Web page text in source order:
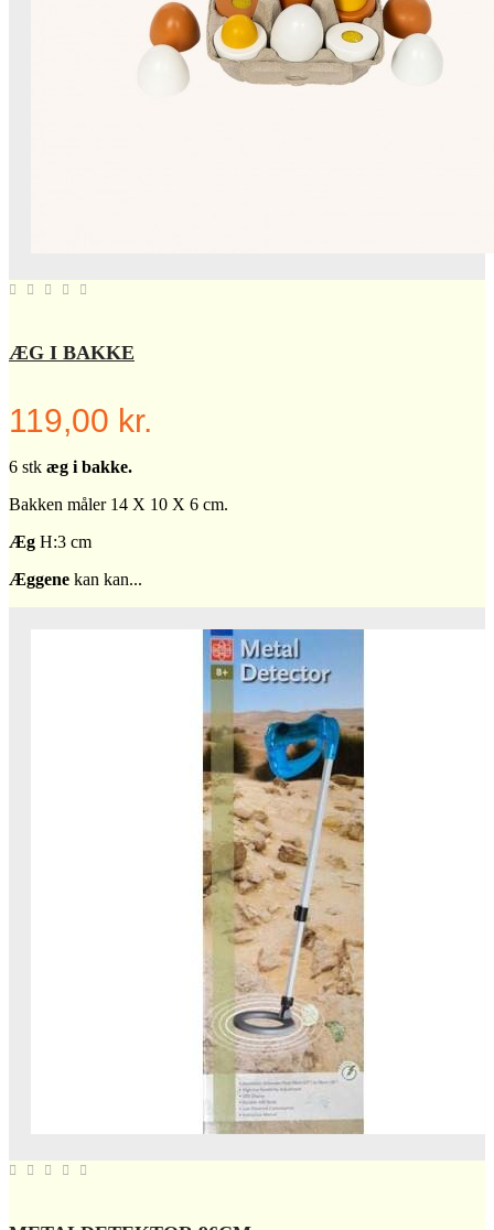
ÆG I BAKKE
119,00 kr.
6 stk æg i bakke.
Bakken måler 14 X 10 X 6 cm.
Æg H:3 cm
Æggene kan kan...